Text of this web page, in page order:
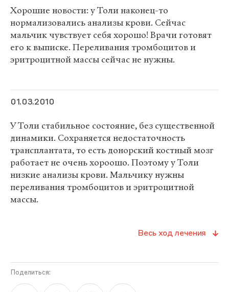
Хорошие новости: у Толи наконец-то
нормализовались анализы крови. Сейчас
мальчик чувствует себя хорошо! Врачи готовят
его к выписке. Переливания тромбоцитов и
эритроцитной массы сейчас не нужны.
01.03.2010
У Толи стабильное состояние, без существенной
динамики. Cохраняется недостаточность
трансплантата, то есть донорский костный мозг
работает не очень хороошо. Поэтому у Толи
низкие анализы крови. Мальчику нужны
переливания тромбоцитов и эритроцитной
массы.
Весь ход лечения
Поделиться: